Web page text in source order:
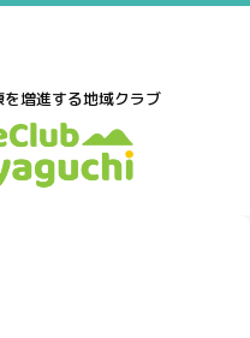
増進する地域クラブ